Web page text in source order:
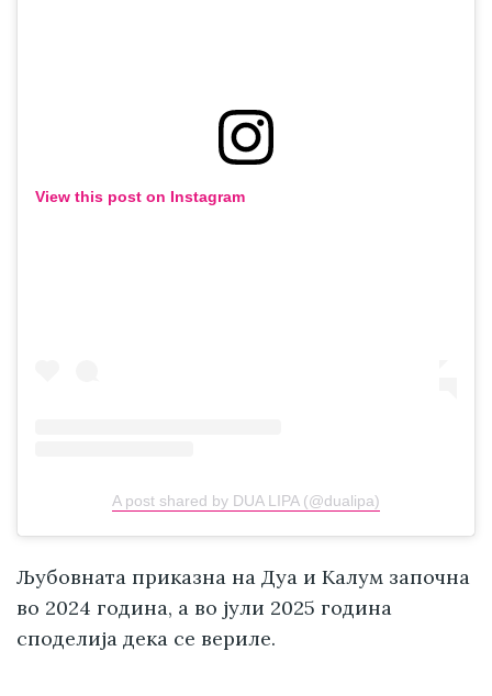
View this post on Instagram
A post shared by DUA LIPA (@dualipa)
Љубовната приказна на Дуа и Калум започна
во 2024 година, а во јули 2025 година
споделија дека се вериле.